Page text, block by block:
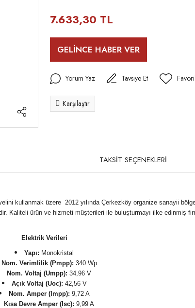
7.633,30 TL
GELİNCE HABER VER
Yorum Yaz Tavsiye Et
Karşılaştır
TAKSİT SEÇENEKLERİ
kullanmak üzere 2012 yılında Çerkezköy organize sanayii
Kaliteli ürün ve hizmeti müşterileri ile buluşturmayı ilke edinmiş
Elektrik Verileri
Yapı: Monokristal
Nom. Verimlilik (Pmpp): 340 Wp
Nom. Voltaj (Umpp): 34,96 V
Açık Voltaj (Uoc): 42,56 V
Nom. Amper (Impp): 9,72 A
Kısa Devre Amper (Isc): 9,99 A